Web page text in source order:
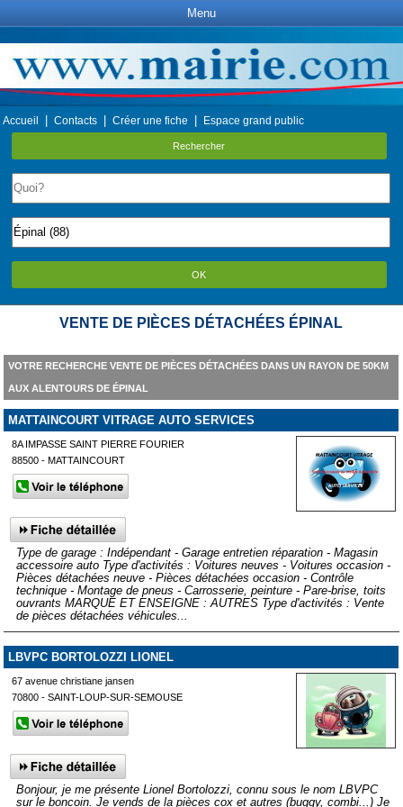
Menu
Accueil Contacts Créer une fiche Espace grand public
Rechercher
OK
VENTE DE PIÈCES DÉTACHÉES ÉPINAL
VOTRE RECHERCHE VENTE DE PIÈCES DÉTACHÉES DANS UN RAYON DE 50KM
AUX ALENTOURS DE ÉPINAL
MATTAINCOURT VITRAGE AUTO SERVICES
8A IMPASSE SAINT PIERRE FOURIER
88500 - MATTAINCOURT
Type de garage : Indépendant - Garage entretien réparation - Magasin
accessoire auto Type d'activités : Voitures neuves - Voitures occasion -
Pièces détachées neuve - Pièces détachées occasion - Contrôle
technique - Montage de pneus - Carrosserie, peinture - Pare-brise, toits
ouvrants MARQUE ET ENSEIGNE : AUTRES Type d'activités : Vente
de pièces détachées véhicules...
LBVPC BORTOLOZZI LIONEL
67 avenue christiane jansen
70800 - SAINT-LOUP-SUR-SEMOUSE
Bonjour, je me présente Lionel Bortolozzi, connu sous le nom LBVPC
sur le boncoin. Je vends de la pièces cox et autres (buggy, combi...) Je